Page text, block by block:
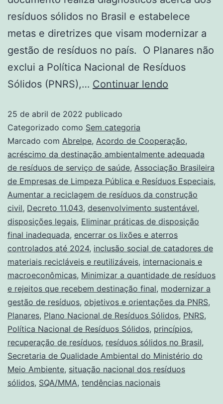
resíduos sólidos no Brasil e estabelece
metas e diretrizes que visam modernizar a
gestão de resíduos no país. O Planares não
exclui a Política Nacional de Resíduos
Sólidos (PNRS),… Continuar lendo
25 de abril de 2022 publicado
Categorizado como Sem categoria
Marcado com Abrelpe, Acordo de Cooperação,
acréscimo da destinação ambientalmente adequada
de resíduos de serviço de saúde, Associação Brasileira
de Empresas de Limpeza Pública e Resíduos Especiais,
Aumentar a reciclagem de resíduos da construção
civil, Decreto 11.043, desenvolvimento sustentável,
disposições legais, Eliminar práticas de disposição
final inadequada, encerrar os lixões e aterros
controlados até 2024, inclusão social de catadores de
materiais recicláveis e reutilizáveis, internacionais e
macroeconômicas, Minimizar a quantidade de resíduos
e rejeitos que recebem destinação final, modernizar a
gestão de resíduos, objetivos e orientações da PNRS,
Planares, Plano Nacional de Resíduos Sólidos, PNRS,
Política Nacional de Resíduos Sólidos, princípios,
recuperação de resíduos, resíduos sólidos no Brasil,
Secretaria de Qualidade Ambiental do Ministério do
Meio Ambiente, situação nacional dos resíduos
sólidos, SQA/MMA, tendências nacionais